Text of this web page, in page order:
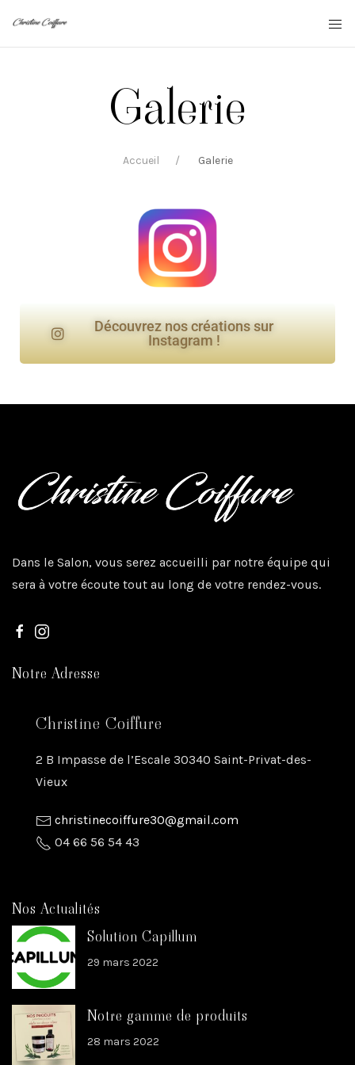
Galerie
Accueil Galerie
Découvrez nos créations sur
Instagram !
Dans le Salon, vous serez accueilli par notre équipe qui
sera à votre écoute tout au long de votre rendez-vous.
Notre Adresse
Christine Coiffure
2 B Impasse de l’Escale 30340 Saint-Privat-des-
Vieux
christinecoiffure30@gmail.com
04 66 56 54 43
Nos Actualités
Solution Capillum
29 mars 2022
Notre gamme de produits
28 mars 2022